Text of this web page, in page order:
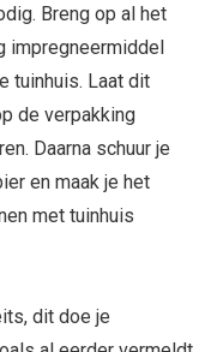
Breng op al het
impregneermiddel
tuinhuis. Laat dit
de verpakking
Daarna schuur je
en maak je het
met tuinhuis
dit doe je